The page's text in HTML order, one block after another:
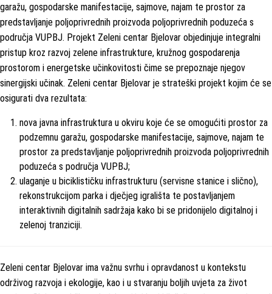
garažu, gospodarske manifestacije, sajmove, najam te prostor za
predstavljanje poljoprivrednih proizvoda poljoprivrednih poduzeća s
područja VUPBJ. Projekt Zeleni centar Bjelovar objedinjuje integralni
pristup kroz razvoj zelene infrastrukture, kružnog gospodarenja
prostorom i energetske učinkovitosti čime se prepoznaje njegov
sinergijski učinak. Zeleni centar Bjelovar je strateški projekt kojim će se
osigurati dva rezultata:
nova javna infrastruktura u okviru koje će se omogućiti prostor za
podzemnu garažu, gospodarske manifestacije, sajmove, najam te
prostor za predstavljanje poljoprivrednih proizvoda poljoprivrednih
poduzeća s područja VUPBJ;
ulaganje u biciklističku infrastrukturu (servisne stanice i slično),
rekonstrukcijom parka i dječjeg igrališta te postavljanjem
interaktivnih digitalnih sadržaja kako bi se pridonijelo digitalnoj i
zelenoj tranziciji.
Zeleni centar Bjelovar ima važnu svrhu i opravdanost u kontekstu
održivog razvoja i ekologije, kao i u stvaranju boljih uvjeta za život